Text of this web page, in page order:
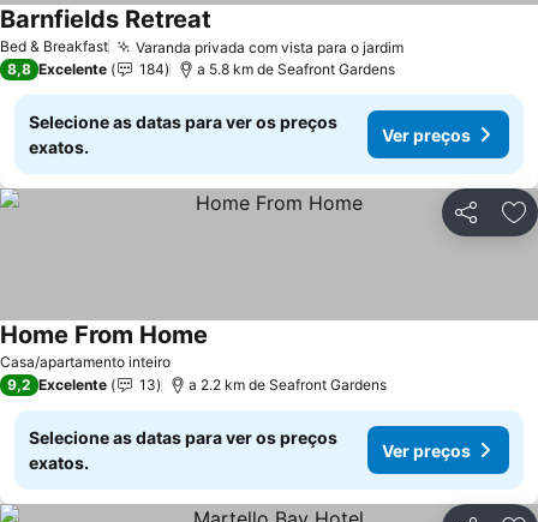
Bed & Breakfast Varanda privada com vista para o jardimVer preços
Barnfields Retreat
8,8 Excelente 184 a 5.8 km de Seafront Gardens
Selecione as datas para ver os preços
exatos.
Ver preços
Partilhar
Casa/apartamento inteiro
Home From Home
9,2 Excelente 13 a 2.2 km de Seafront Gardens
Selecione as datas para ver os preços
exatos.
Ver preços